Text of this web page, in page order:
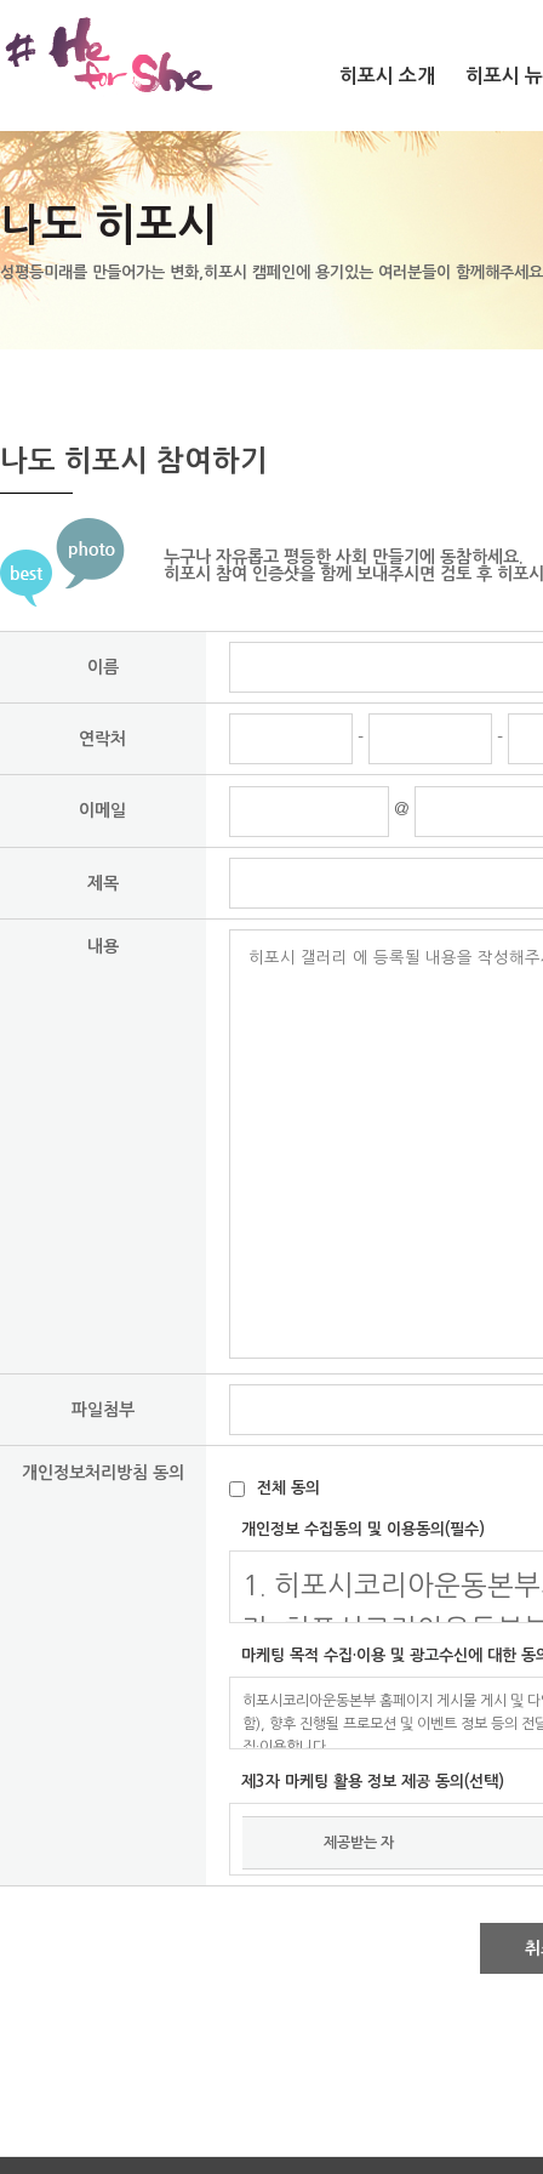
히포시 소개 히포시
나도 히포시
성평등미래를 만들어가는 변화,히포시 캠페인에 용기있는 여러분들이 함께해주세
나도 히포시 참여하기
누구나 자유롭고 평등한 사회 만들기에 동참하세요.
히포시 참여 인증샷을 함께 보내주시면 검토 후 히포
이름
연락처 - -
이메일 @
제목
내용
파일첨부
개인정보처리방침 동의
전체 동의
개인정보 수집동의 및 이용동의(필수)
1. 히포시코리아운동본
가. 히포시코리아운동본
개인정보의 수집 내용은
- 필수항목
나. 개인정보수집방법
- 홈페이지
- 휴대전화
2. 개인정보의 수집 및
히포시코리아운동본부
이벤트 정보 등의 전달
마케팅 목적 수집·이용 및 광고수신에 대한 동
히포시코리아운동본부 홈페이지 게시물 게시 및
함), 향후 진행될 프로모션 및 이벤트 정보 등의
집·이용합니다.
제3자 마케팅 활용 정보 제공 동의(선택)
제공받는 자
수집된 개인정보는 법령에 따라 보존하여야 하는
집 및 이용에 동의하지 않을 수 있으나, 이 경우